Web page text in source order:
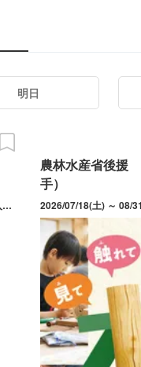
明日
2026/07/18(土) ～ 08/23(日) 休館日は7月28日（火）。お化け屋敷開催時間10：00～17：00（最終入場16：30）。施設の開館時間9：00～19：00（最終入場18：30）。
農林水産省後援
手）
2026/07/18(土) ～ 08/